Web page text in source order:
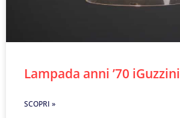
Lampada anni ’70 iGuzzini
SCOPRI »